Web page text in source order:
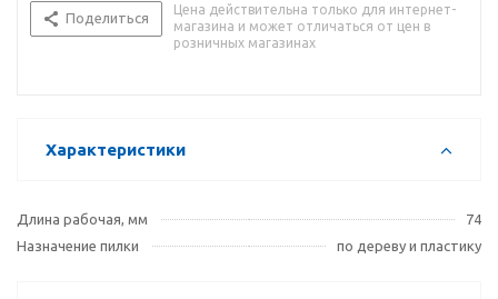
Поделиться
Цена действительна только для интернет-
магазина и может отличаться от цен в
розничных магазинах
Характеристики
Длина рабочая, мм
74
Назначение пилки
по дереву и пластику